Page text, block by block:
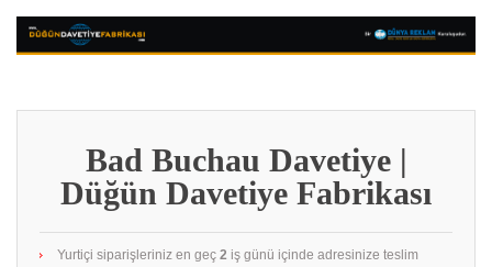
Bad Buchau Davetiye |
Düğün Davetiye Fabrikası
Yurtiçi siparişleriniz en geç 2 iş günü içinde adresinize teslim